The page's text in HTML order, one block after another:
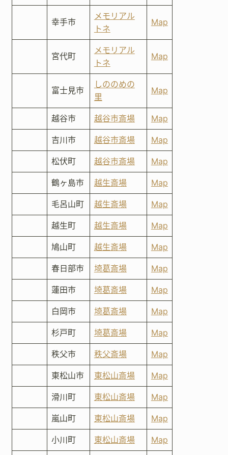
幸手市
メモリアル
トネ
Map
宮代町
メモリアル
トネ
Map
富士見市
しののめの
里
Map
越谷市 越谷市斎場 Map
吉川市 越谷市斎場 Map
松伏町 越谷市斎場 Map
鶴ヶ島市 越生斎場 Map
毛呂山町 越生斎場 Map
越生町 越生斎場 Map
鳩山町 越生斎場 Map
春日部市 埼葛斎場 Map
蓮田市 埼葛斎場 Map
白岡市 埼葛斎場 Map
杉戸町 埼葛斎場 Map
秩父市 秩父斎場 Map
東松山市 東松山斎場 Map
滑川町 東松山斎場 Map
嵐山町 東松山斎場 Map
小川町 東松山斎場 Map